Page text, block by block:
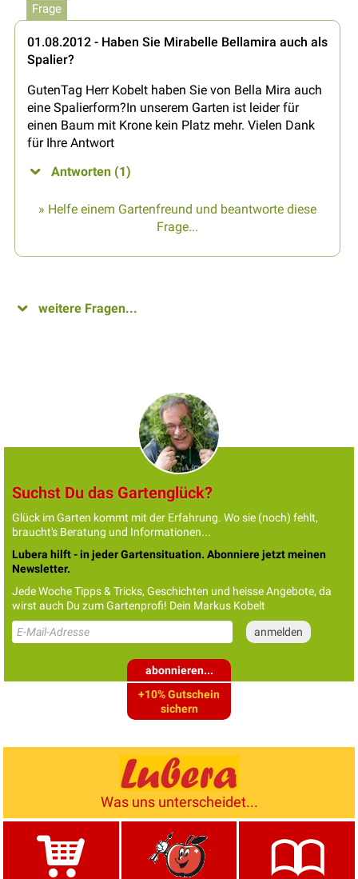
Frage
01.08.2012 - Haben Sie Mirabelle Bellamira auch als
Spalier?
GutenTag Herr Kobelt haben Sie von Bella Mira auch
eine Spalierform?In unserem Garten ist leider für
einen Baum mit Krone kein Platz mehr. Vielen Dank
für Ihre Antwort
Antworten (1)
» Helfe einem Gartenfreund und beantworte diese
Frage...
weitere Fragen...
Suchst Du das Gartenglück?
Glück im Garten kommt mit der Erfahrung. Wo sie (noch) fehlt,
braucht's Beratung und Informationen...
Lubera hilft - in jeder Gartensituation. Abonniere jetzt meinen
Newsletter.
Jede Woche Tipps & Tricks, Geschichten und heisse Angebote, da
wirst auch Du zum Gartenprofi! Dein Markus Kobelt
abonnieren...
+10% Gutschein
sichern
Was uns unterscheidet...